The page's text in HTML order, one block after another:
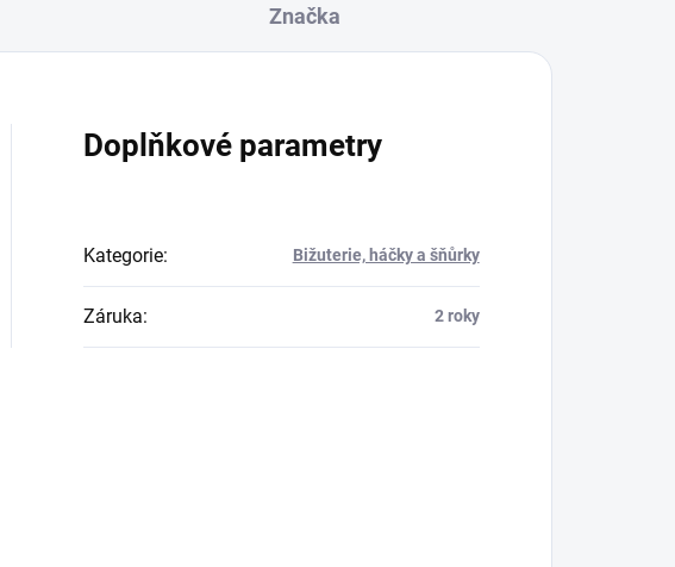
Značka
Doplňkové parametry
Kategorie: Bižuterie, háčky a šňůrky
Záruka: 2 roky